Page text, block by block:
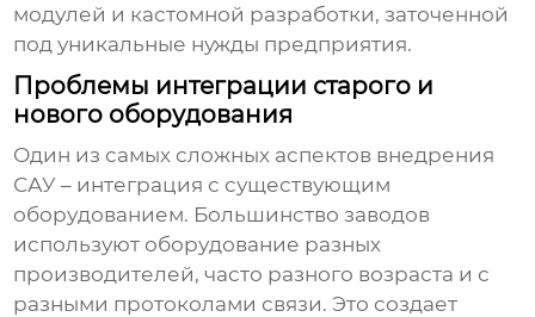
модулей и кастомной разработки, заточенной
под уникальные нужды предприятия.
Проблемы интеграции старого и
нового оборудования
Один из самых сложных аспектов внедрения
САУ – интеграция с существующим
оборудованием. Большинство заводов
используют оборудование разных
производителей, часто разного возраста и с
разными протоколами связи. Это создает